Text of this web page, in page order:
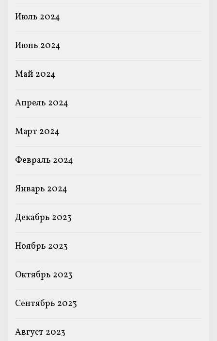
Июль 2024
Июнь 2024
Май 2024
Апрель 2024
Март 2024
Февраль 2024
Январь 2024
Декабрь 2023
Ноябрь 2023
Октябрь 2023
Сентябрь 2023
Август 2023